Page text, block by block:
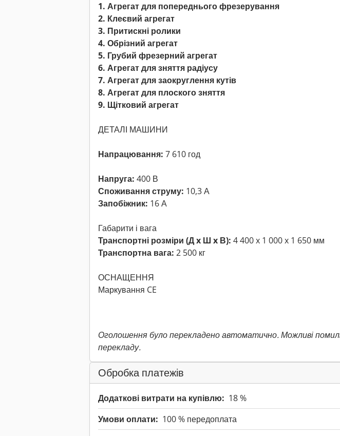
1. Агрегат для попереднього фрезерування
2. Клеєвий агрегат
3. Притискні ролики
4. Обрізний агрегат
5. Грубий фрезерний агрегат
6. Агрегат для зняття радіусу
7. Агрегат для заокруглення кутів
8. Агрегат для плоского зняття
9. Щітковий агрегат
ДЕТАЛІ МАШИНИ
Напрацювання: 7 610 год
Напруга: 400 В
Споживання струму: 10,3 А
Запобіжник: 16 А
Габарити і вага
Транспортні розміри (Д x Ш x В): 4 400 x 1 000 x 1 650 мм
Транспортна вага: 2 500 кг
ОСНАЩЕННЯ
Маркування CE
Оголошення було перекладено автоматично. Можливі
перекладу.
Обробка платежів
Додаткові витрати на купівлю: 18 %
Умови оплати: 100 % передоплата